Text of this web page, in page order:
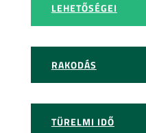
LEHETŐSÉGEI
RAKODÁS
TÜRELMI IDŐ